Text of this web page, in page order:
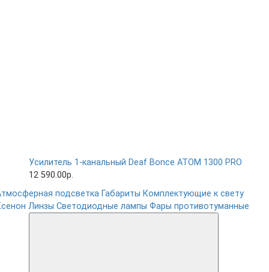
Усилитель 1-канальный Deaf Bonce ATOM 1300 PRO
12 590.00р.
подсветка Габариты Комплектующие к свету
Линзы Светодиодные лампы Фары противотуманные